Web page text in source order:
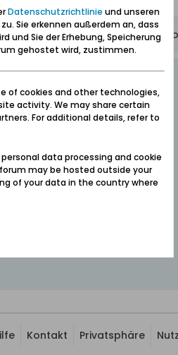
Seite
Kontakt Privatsphäre
Datenschutzrichtlinie und unseren
Sie erkennen außerdem an, dass
und Sie der Erhebung, Speicherung
gehostet wird, zustimmen.
of cookies and other technologies,
activity. We may share certain
For additional details, refer to
data processing and cookie
may be hosted outside your
of your data in the country where